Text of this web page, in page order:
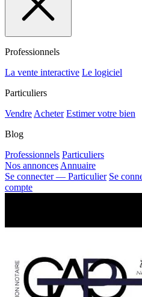
Professionnels
La vente interactive Le logiciel
Particuliers
Vendre Acheter Estimer votre bien
Blog
Professionnels Particuliers
Nos annonces Annuaire
Se connecter — Particulier Se
compte